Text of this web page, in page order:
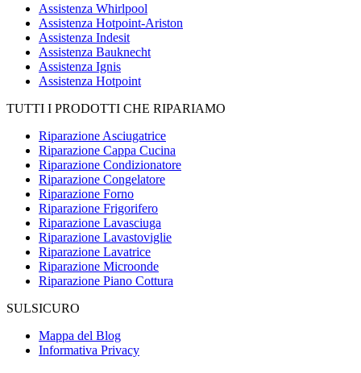
Assistenza Whirlpool
Assistenza Hotpoint-Ariston
Assistenza Indesit
Assistenza Bauknecht
Assistenza Ignis
Assistenza Hotpoint
TUTTI I PRODOTTI CHE RIPARIAMO
Riparazione Asciugatrice
Riparazione Cappa Cucina
Riparazione Condizionatore
Riparazione Congelatore
Riparazione Forno
Riparazione Frigorifero
Riparazione Lavasciuga
Riparazione Lavastoviglie
Riparazione Lavatrice
Riparazione Microonde
Riparazione Piano Cottura
SULSICURO
Mappa del Blog
Informativa Privacy